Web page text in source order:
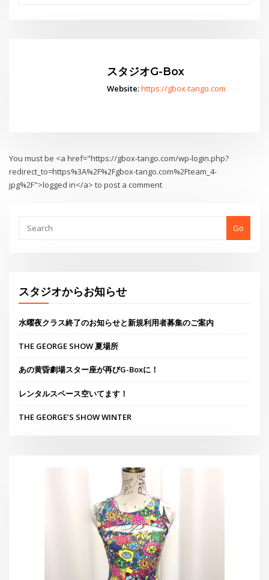
水曜夜クラス終了のお知らせと新規利用者募集のご案内
胸あきトップスポップ調
¥4,400